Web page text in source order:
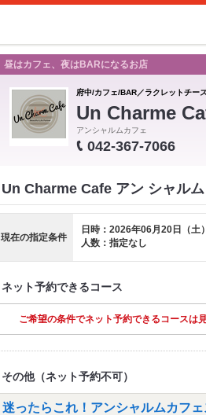
昼はカフェ、夜はBARになるお店
府中/カフェ/BAR／ラクレットチー
Un Charme
アンシャルムカフェ
042-367-7066
Un Charme Cafe アン シャル
現在の指定条件
日時：2026年06月20日（土）
人数：指定なし
ネット予約できるコース
ご希望の条件でネット予約できるコースは
その他（ネット予約不可）
迷ったらこれ！アンシャルムカフ